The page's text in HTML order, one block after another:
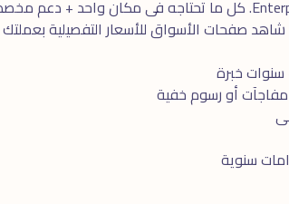
شاهد صفحات الأسواقللأسعار التفصيلية
أو رسوم خفية
سنوية